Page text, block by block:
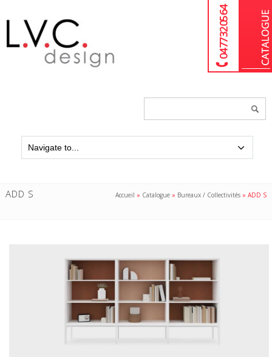
04 77 32 05 64
ADD S Accueil » Catalogue » Bureaux / Collectivités »ADD S